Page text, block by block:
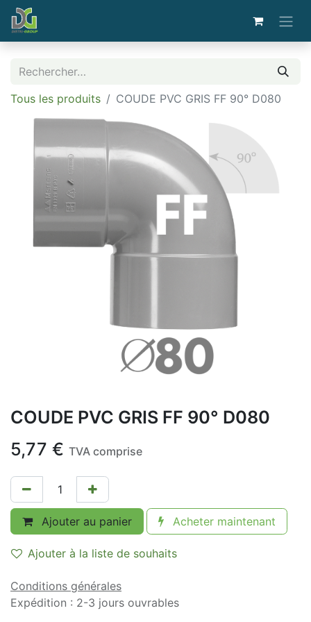
Tous les produits COUDE PVC GRIS FF 90° D080
COUDE PVC GRIS FF 90° D080
5,77 € TVA comprise
Ajouter au panier Acheter maintenant
Ajouter à la liste de souhaits
Conditions générales
Expédition : 2-3 jours ouvrables